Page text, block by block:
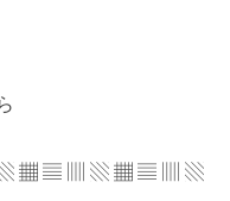
▦ ▤ ▥ ▧ ▦ ▤ ▥ ▧